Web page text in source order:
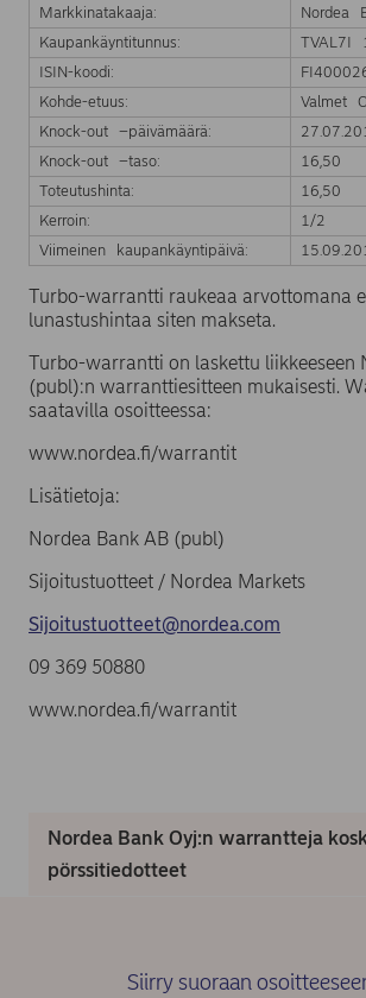
Markkinatakaaja:
Nordea
Kaupankäyntitunnus:
TVAL7I
ISIN-koodi:
Kohde-etuus:
Valmet
Knock-out –päivämäärä:
Knock-out –taso:
16,50
Toteutushinta:
16,50
Kerroin:
1/2
Viimeinen kaupankäyntipäivä:
Turbo-warrantti raukeaa arvottomana
lunastushintaa siten makseta.
Turbo-warrantti on laskettu liikkeeseen
(publ):n warranttiesitteen mukaisesti.
saatavilla osoitteessa:
www.nordea.fi/warrantit
Lisätietoja:
Nordea Bank AB (publ)
Sijoitustuotteet / Nordea Markets
Sijoitustuotteet@nordea.com
09 369 50880
www.nordea.fi/warrantit
Nordea Bank Oyj:n warrantteja
pörssitiedotteet
Siirry suoraan